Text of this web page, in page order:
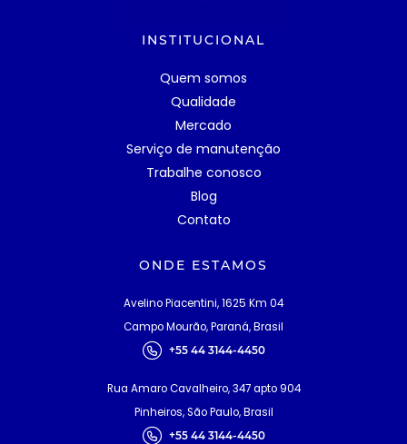
INSTITUCIONAL
Quem somos
Qualidade
Mercado
Serviço de manutenção
Trabalhe conosco
Blog
Contato
ONDE ESTAMOS
Avelino Piacentini, 1625 Km 04
Campo Mourão, Paraná, Brasil
+55 44 3144-4450
Rua Amaro Cavalheiro, 347 apto 904
Pinheiros, São Paulo, Brasil
+55 44 3144-4450